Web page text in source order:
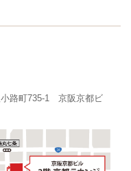
路町735-1 京阪京都ビ